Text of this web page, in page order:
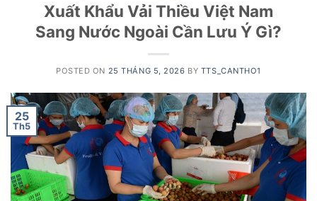
Xuất Khẩu Vải Thiều Việt Nam
Sang Nước Ngoài Cần Lưu Ý Gì?
POSTED ON 25 THÁNG 5, 2026 BY TTS_CANTHO1
25
Th5